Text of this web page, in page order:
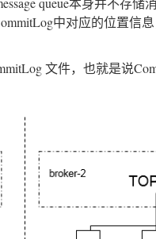
中对应的位置信息
文件，也就是说